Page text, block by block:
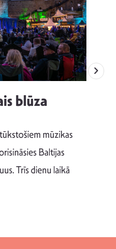
blūza
mūzikas
Baltijas
Trīs dienu laikā